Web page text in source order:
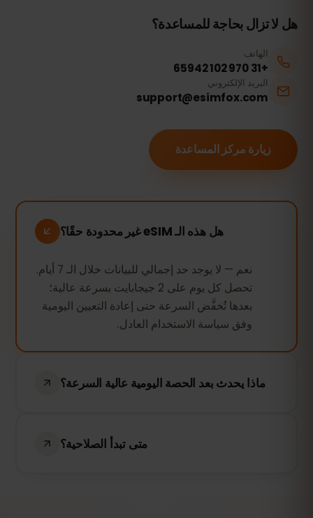
هل لا تزال بحاجة للمساعدة؟
الهاتف
+31 970 102 65942
البريد الإلكتروني
support@esimfox.com
زيارة مركز المساعدة
هل هذه الـ eSIM غير محدودة حقًا؟
نعم — لا يوجد حد إجمالي للبيانات خلال الـ 7 أيام.
تحصل كل يوم على 2 جيجابايت بسرعة عالية؛
بعدها تُخفَّض السرعة حتى إعادة التعيين اليومية
وفق سياسة الاستخدام العادل.
ماذا يحدث بعد الحصة اليومية عالية السرعة؟
والخرائط تعمل — لكن تُخفَّض السرعة لبقية
متى تبدأ الصلاحية؟